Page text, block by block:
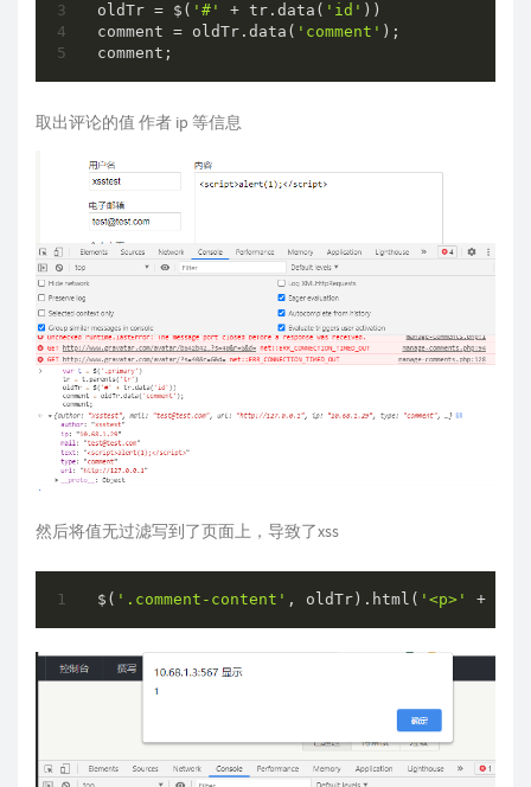
oldTr = $( '#' + tr.data( 'id' ))
comment = oldTr.data( 'comment' );
comment;
取出评论的值 作者 ip 等信息
然后将值无过滤写到了页面上，导致了xss
$( '.comment-content' , oldTr).html( '<p>' +